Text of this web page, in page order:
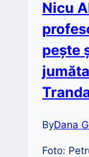
Nicu
peşte
ByDana
Foto: